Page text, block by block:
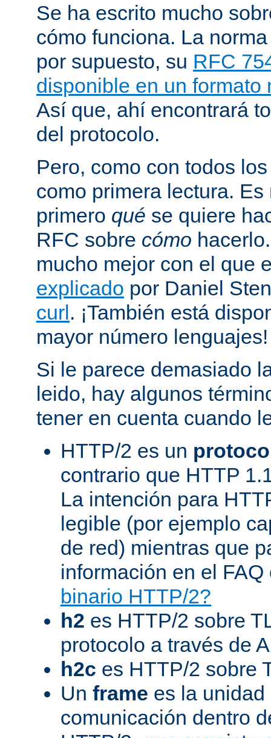
Se ha escrito mucho
cómo funciona. La
por supuesto, su RFC
disponible en un formato
Así que, ahí encontrará
del protocolo.
Pero, como con todos
como primera lectura.
primero qué se quiere
RFC sobre cómo
mucho mejor con el que
explicado por Daniel
curl. ¡También está
mayor número lenguajes!
Si le parece demasiado
leido, hay algunos
tener en cuenta cuando
HTTP/2 es un
contrario que HTTP
La intención para
legible (por ejemplo
de red) mientras que
información en el
binario HTTP/2?
h2 es HTTP/2 sobre
protocolo a través de
h2c es HTTP/2 sobre
Un frame es la
comunicación dentro